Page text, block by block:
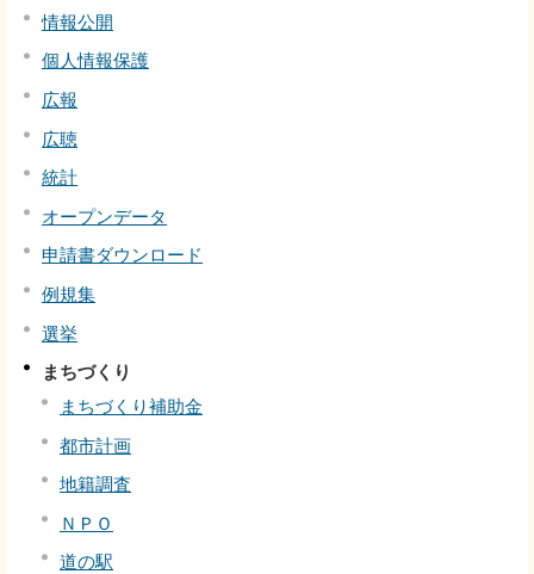
情報公開
個人情報保護
広報
広聴
統計
オープンデータ
申請書ダウンロード
例規集
選挙
まちづくり
まちづくり補助金
都市計画
地籍調査
ＮＰＯ
道の駅